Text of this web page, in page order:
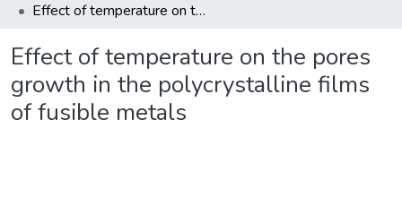
Effect of temperature on the pores growth in the polycrystalline films of fusible metals
Effect of temperature on the pores
growth in the polycrystalline films
of fusible metals